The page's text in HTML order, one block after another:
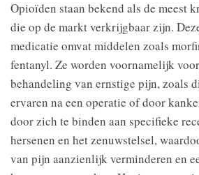
Opioïden staan bekend als de meest
die op de markt verkrijgbaar zijn.
medicatie omvat middelen zoals
fentanyl. Ze worden voornamelijk
behandeling van ernstige pijn, zoals
ervaren na een operatie of door
door zich te binden aan specifieke
hersenen en het zenuwstelsel,
van pijn aanzienlijk verminderen en